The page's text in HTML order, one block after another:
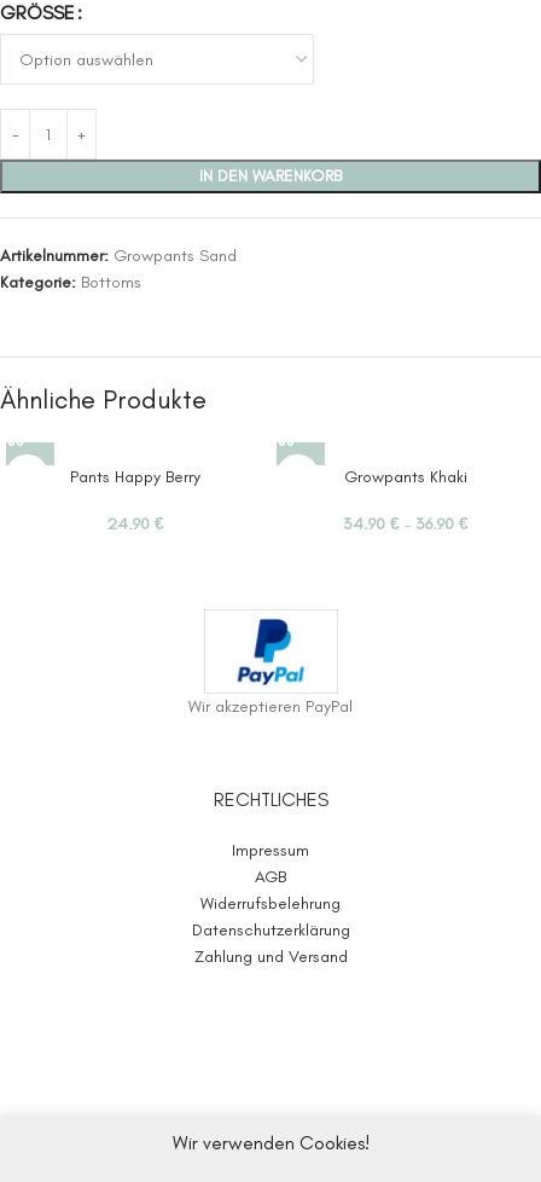
GRÖSSE
IN DEN WARENKORB
Artikelnummer: Growpants Sand
Kategorie: Bottoms
Ähnliche Produkte
Pants Happy Berry
24.90 €
Growpants Khaki
34.90 € – 36.90 €
Wir akzeptieren PayPal
RECHTLICHES
Impressum
AGB
Widerrufsbelehrung
Datenschutzerklärung
Zahlung und Versand
Wir verwenden Cookies!